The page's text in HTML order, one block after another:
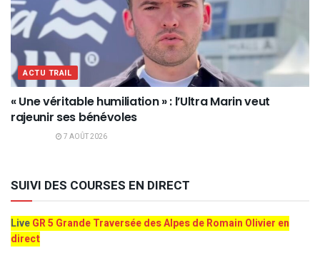
ACTU TRAIL
« Une véritable humiliation » : l’Ultra Marin veut
rajeunir ses bénévoles
7 AOÛT 2026
SUIVI DES COURSES EN DIRECT
LiveGR 5 Grande Traversée des Alpes de Romain Olivier en
direct